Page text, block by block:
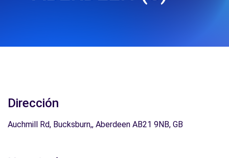
Dirección
Auchmill Rd, Bucksburn,, Aberdeen AB21 9NB, GB